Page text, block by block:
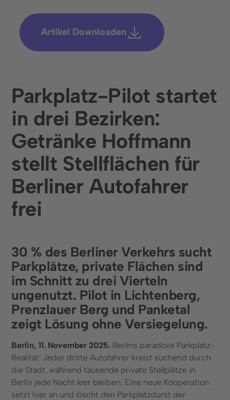
Artikel Downloaden
Parkplatz-Pilot startet
in drei Bezirken:
Getränke Hoffmann
stellt Stellflächen für
Berliner Autofahrer
frei
30 % des Berliner Verkehrs sucht
Parkplätze, private Flächen sind
im Schnitt zu drei Vierteln
ungenutzt. Pilot in Lichtenberg,
Prenzlauer Berg und Panketal
zeigt Lösung ohne Versiegelung.
Berlin, 11. November 2025. Berlins paradoxe Parkplatz-
Realität: Jeder dritte Autofahrer kreist suchend durch
die Stadt, während tausende private Stellplätze in
Berlin jede Nacht leer bleiben. Eine neue Kooperation
setzt hier an und löscht den Parkplatzdurst der
Gesundheitseinrichtungen
Groß- und Einzelhandel
Städte und Kommunen
Unternehmen
Über uns
Karriere
Presse & Events
Kundengeschichten
LinkedIn
Instagram
Kontakt
Kontaktformular
+49 (0) 89 6931 464 91
Ressourcen
Blog